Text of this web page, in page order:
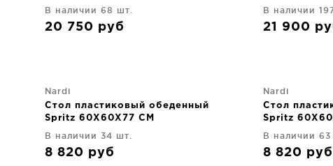
В наличии 68 шт.
20 750 руб
В наличии
21 900
Nardi
Стол пластиковый обеденный
Spritz 60X60X77 CM
В наличии 34 шт.
8 820 руб
Nardi
Стол
Spritz
В наличии 63
8 820 руб